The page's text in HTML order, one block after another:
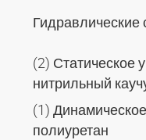
Гидравлические
(2) Статическое
нитрильный
(1)
полиуретан